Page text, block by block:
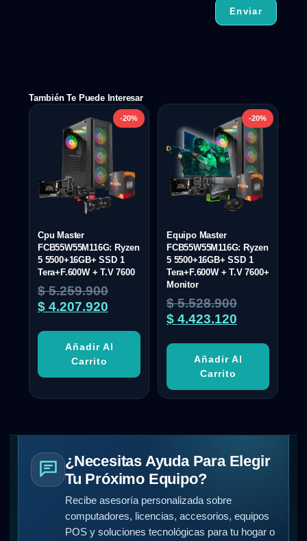
También Te Puede Interesar
-20%
Cpu Master
FCB55W55M116G: Ryzen
5 5500+16GB+ SSD 1
Tera+F.600W + T.V 7600
$5.259.900
$ 4.207.920
Añadir Al
Carrito
-20%
Equipo Master
FCB55W55M116G: Ryzen
5 5500+16GB+ SSD 1
Tera+F.600W + T.V 7600+
Monitor
$5.528.900
$ 4.423.120
Añadir Al
Carrito
¿Necesitas Ayuda Para Elegir
Tu Próximo Equipo?
Recibe asesoría personalizada sobre
computadores, licencias, accesorios, equipos
POS y soluciones tecnológicas para tu hogar o